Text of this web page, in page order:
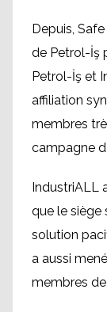
Depuis,
de Petrol-İş
Petrol-İş et
affiliation
membres
campagne
IndustriALL
que le siège
solution
a aussi
membres